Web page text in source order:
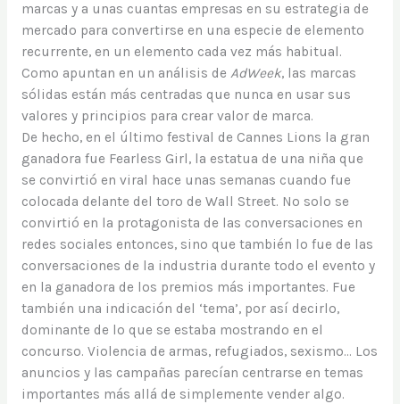
marcas y a unas cuantas empresas en su estrategia de
mercado para convertirse en una especie de elemento
recurrente, en un elemento cada vez más habitual.
Como apuntan en un análisis de AdWeek, las marcas
sólidas están más centradas que nunca en usar sus
valores y principios para crear valor de marca.
De hecho, en el último festival de Cannes Lions la gran
ganadora fue Fearless Girl, la estatua de una niña que
se convirtió en viral hace unas semanas cuando fue
colocada delante del toro de Wall Street. No solo se
convirtió en la protagonista de las conversaciones en
redes sociales entonces, sino que también lo fue de las
conversaciones de la industria durante todo el evento y
en la ganadora de los premios más importantes. Fue
también una indicación del ‘tema’, por así decirlo,
dominante de lo que se estaba mostrando en el
concurso. Violencia de armas, refugiados, sexismo… Los
anuncios y las campañas parecían centrarse en temas
importantes más allá de simplemente vender algo.